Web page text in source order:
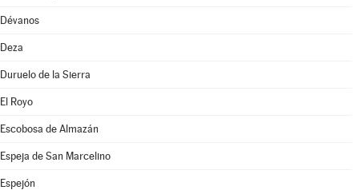
Dévanos
Deza
Duruelo de la Sierra
El Royo
Escobosa de Almazán
Espeja de San Marcelino
Espejón